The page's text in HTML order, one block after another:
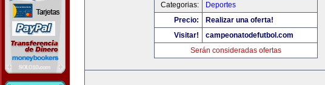
Categorias:
Deportes
Precio:
Realizar una oferta!
Visitar!
campeonatodefutbol.com
Serán consideradas ofertas